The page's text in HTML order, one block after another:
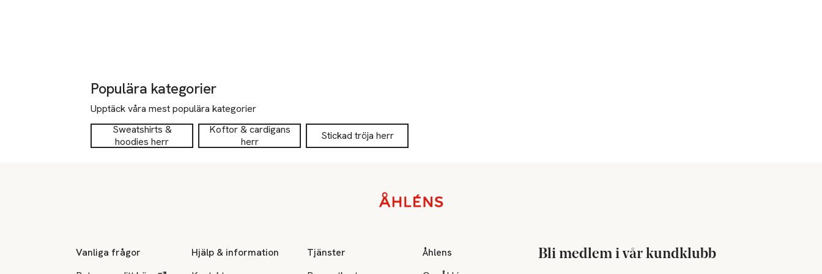
Populära kategorier
Upptäck våra mest populära kategorier
Sweatshirts &
hoodies herr
Koftor & cardigans
herr
Stickad tröja herr
Vanliga frågor
Hjälp & information
Tjänster
Åhlens
Bli medlem i vår kundklubb